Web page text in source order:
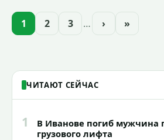
проекта подсветки
1 2 3 … › »
ЧИТАЮТ СЕЙЧАС
1
В Иванове погиб мужчина
грузового лифта